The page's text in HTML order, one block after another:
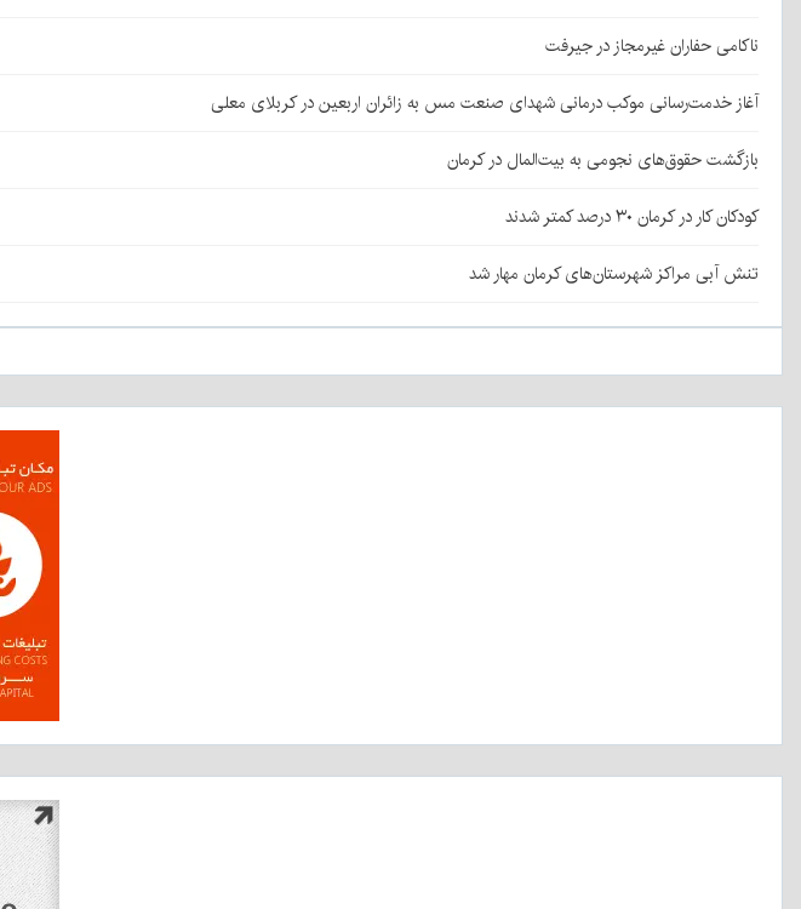
ناکامی حفاران غیرمجاز در جیرفت
آغاز خدمت‌رسانی موکب درمانی شهدای صنعت مس به زائران اربعین در کربلای معلی
بازگشت حقوق‌های نجومی به بیت‌المال در کرمان
کودکان کار در کرمان ۳۰ درصد کمتر شدند
تنش آبی مراکز شهرستان‌های کرمان مهار شد